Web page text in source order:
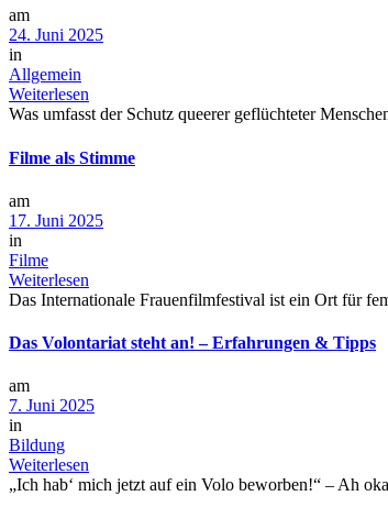
am
24. Juni 2025
in
Allgemein
Weiterlesen
Was umfasst der Schutz queerer geflüchteter
Filme als Stimme
am
17. Juni 2025
in
Filme
Weiterlesen
Das Internationale Frauenfilmfestival ist ein Ort für
Das Volontariat steht an! – Erfahrungen & Tipps
am
7. Juni 2025
in
Bildung
Weiterlesen
„Ich hab‘ mich jetzt auf ein Volo beworben!“ – Ah